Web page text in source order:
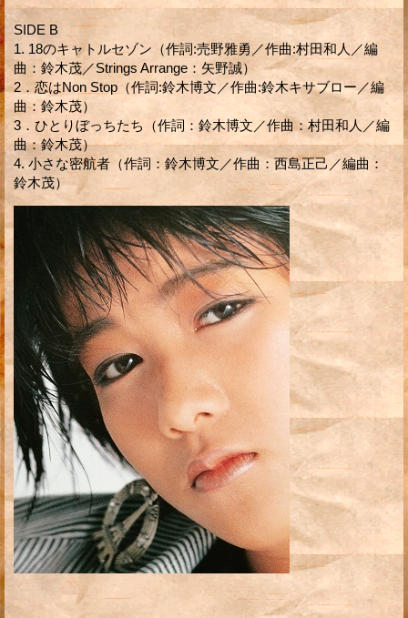
SIDE B
1. 18のキャトルセゾン（作詞:売野雅勇／作曲:村田和人／編
曲：鈴木茂／Strings Arrange：矢野誠）
2．恋はNon Stop（作詞:鈴木博文／作曲:鈴木キサブロー／編
曲：鈴木茂）
3．ひとりぼっちたち（作詞：鈴木博文／作曲：村田和人／編
曲：鈴木茂）
4. 小さな密航者（作詞：鈴木博文／作曲：西島正己／編曲：
鈴木茂）